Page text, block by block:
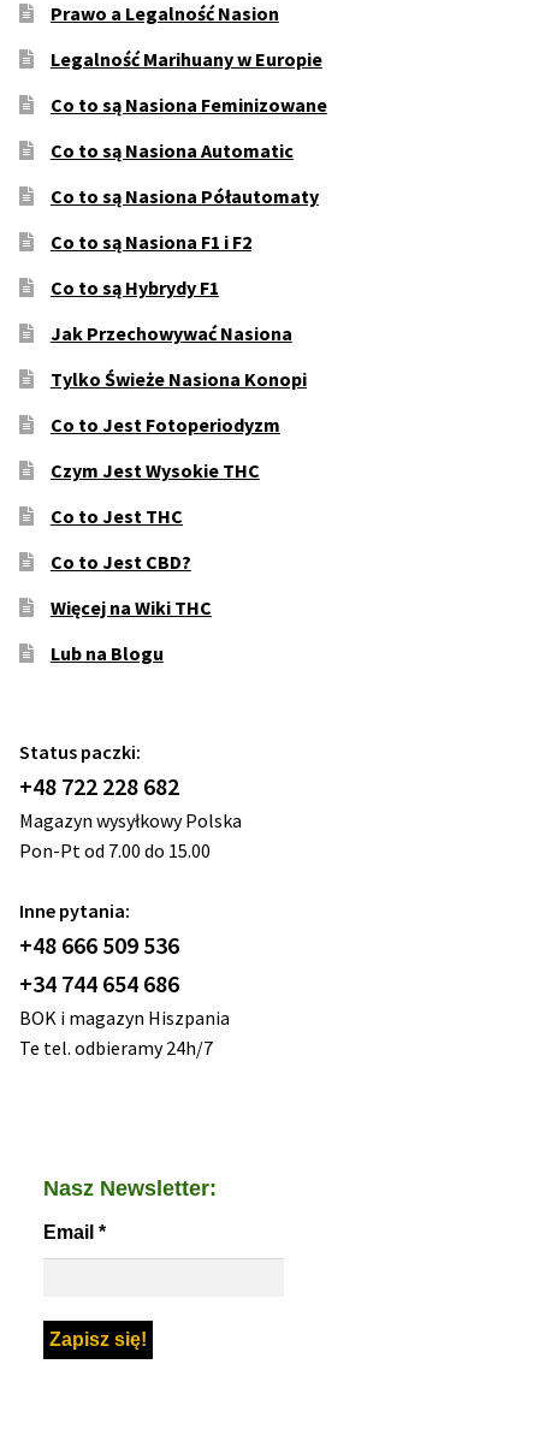
Prawo a Legalność Nasion
Legalność Marihuany w Europie
Co to są Nasiona Feminizowane
Co to są Nasiona Automatic
Co to są Nasiona Półautomaty
Co to są Nasiona F1 i F2
Co to są Hybrydy F1
Jak Przechowywać Nasiona
Tylko Świeże Nasiona Konopi
Co to Jest Fotoperiodyzm
Czym Jest Wysokie THC
Co to Jest THC
Co to Jest CBD?
Więcej na Wiki THC
Lub na Blogu
Status paczki:
+48 722 228 682
Magazyn wysyłkowy Polska
Pon-Pt od 7.00 do 15.00
Inne pytania:
+48 666 509 536
+34 744 654 686
BOK i magazyn Hiszpania
Te tel. odbieramy 24h/7
Nasz Newsletter:
Email *